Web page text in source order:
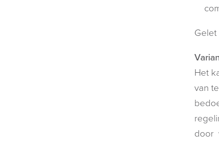
Het
van
door